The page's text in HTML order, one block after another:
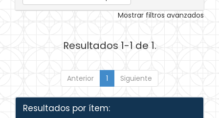
Mostrar filtros avanzados
Resultados 1-1 de 1.
Anterior 1 Siguiente
Resultados por ítem: